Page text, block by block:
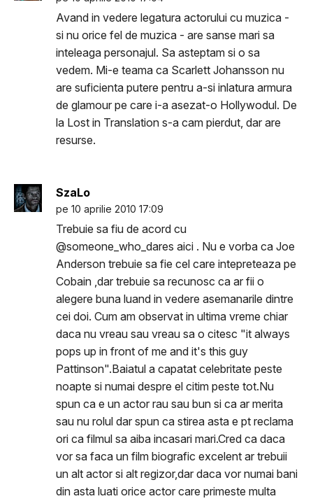
Avand in vedere legatura actorului cu muzica -
si nu orice fel de muzica - are sanse mari sa
inteleaga personajul. Sa asteptam si o sa
vedem. Mi-e teama ca Scarlett Johansson nu
are suficienta putere pentru a-si inlatura armura
de glamour pe care i-a asezat-o Hollywodul. De
la Lost in Translation s-a cam pierdut, dar are
resurse.
SzaLo
pe 10 aprilie 2010 17:09
Trebuie sa fiu de acord cu
@someone_who_dares aici . Nu e vorba ca Joe
Anderson trebuie sa fie cel care intepreteaza pe
Cobain ,dar trebuie sa recunosc ca ar fii o
alegere buna luand in vedere asemanarile dintre
cei doi. Cum am observat in ultima vreme chiar
daca nu vreau sau vreau sa o citesc "it always
pops up in front of me and it's this guy
Pattinson".Baiatul a capatat celebritate peste
noapte si numai despre el citim peste tot.Nu
spun ca e un actor rau sau bun si ca ar merita
sau nu rolul dar spun ca stirea asta e pt reclama
ori ca filmul sa aiba incasari mari.Cred ca daca
vor sa faca un film biografic excelent ar trebuii
un alt actor si alt regizor,dar daca vor numai bani
din asta luati orice actor care primeste multa